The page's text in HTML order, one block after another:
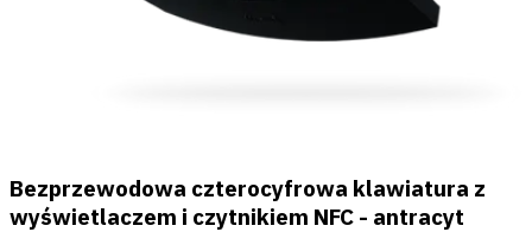
Bezprzewodowa czterocyfrowa klawiatura z
wyświetlaczem i czytnikiem NFC - antracyt